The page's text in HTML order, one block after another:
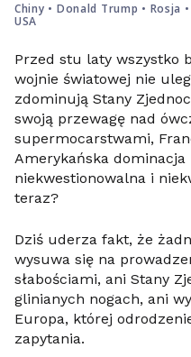
Chiny • Donald Trump • Rosja
USA
Przed stu laty wszystko
wojnie światowej nie
zdominują Stany
swoją przewagę nad
supermocarstwami,
Amerykańska dominacja
niekwestionowalna i
teraz?
Dziś uderza fakt, że
wysuwa się na
słabościami, ani Stany
glinianych nogach, ani
Europa, której
zapytania.